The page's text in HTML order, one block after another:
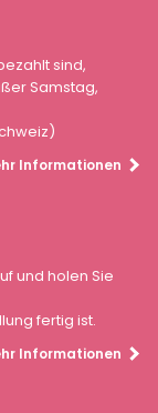
sind,
Samstag,
Informationen
und holen Sie
fertig ist.
Informationen